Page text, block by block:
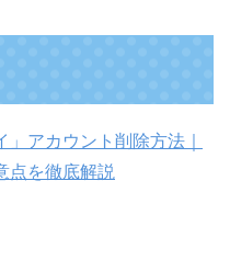
」アカウント削除方法｜
点を徹底解説